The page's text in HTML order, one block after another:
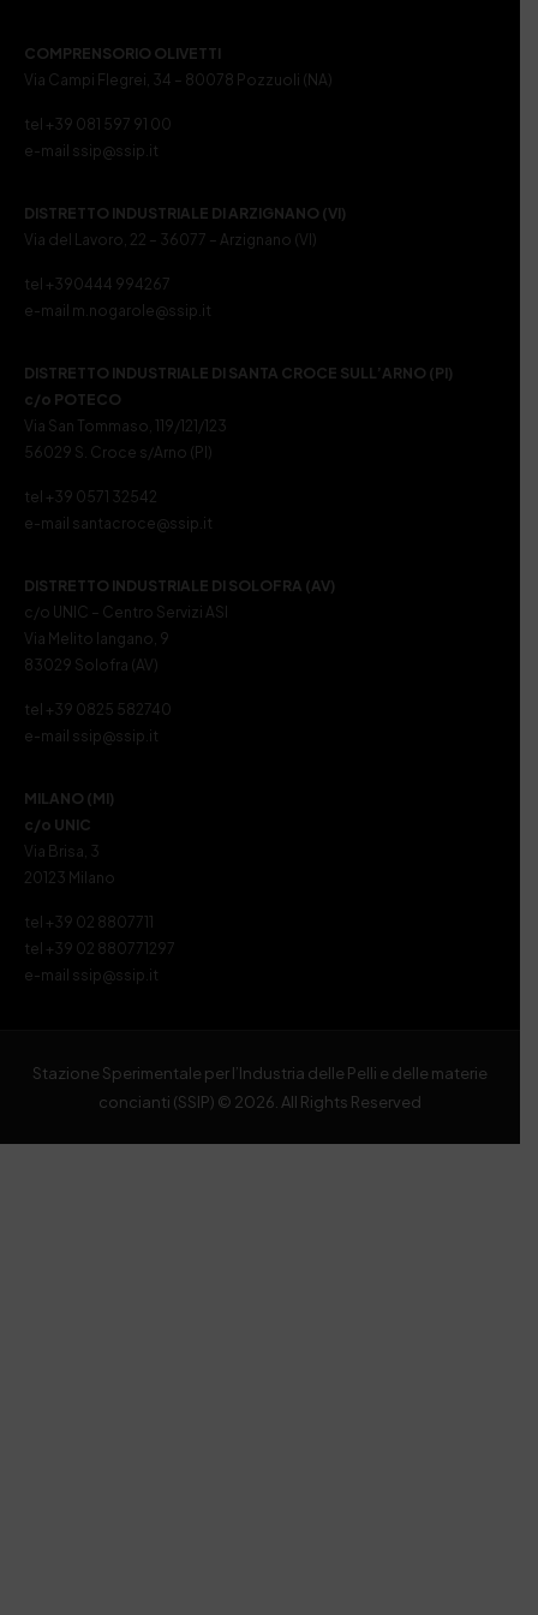
COMPRENSORIO OLIVETTI
Via Campi Flegrei, 34 – 80078 Pozzuoli (NA)
tel +39 081 597 91 00
e-mail ssip@ssip.it
DISTRETTO INDUSTRIALE DI ARZIGNANO (VI)
Via del Lavoro, 22 – 36077 – Arzignano (VI)
tel +390444 994267
e-mail m.nogarole@ssip.it
DISTRETTO INDUSTRIALE DI SANTA CROCE SULL’ARNO (PI)
c/o POTECO
Via San Tommaso, 119/121/123
56029 S. Croce s/Arno (PI)
tel +39 0571 32542
e-mail santacroce@ssip.it
DISTRETTO INDUSTRIALE DI SOLOFRA (AV)
c/o UNIC – Centro Servizi ASI
Via Melito Iangano, 9
83029 Solofra (AV)
tel +39 0825 582740
e-mail ssip@ssip.it
MILANO (MI)
c/o UNIC
Via Brisa, 3
20123 Milano
tel +39 02 8807711
tel +39 02 880771297
e-mail ssip@ssip.it
Stazione Sperimentale per l’Industria delle Pelli e delle materie
concianti (SSIP) © 2026. All Rights Reserved